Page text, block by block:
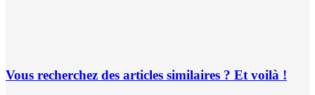
Vous recherchez des articles similaires ? Et voilà !